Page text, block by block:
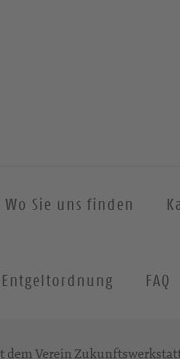
Wo Sie uns finden
FAQ
dem Verein